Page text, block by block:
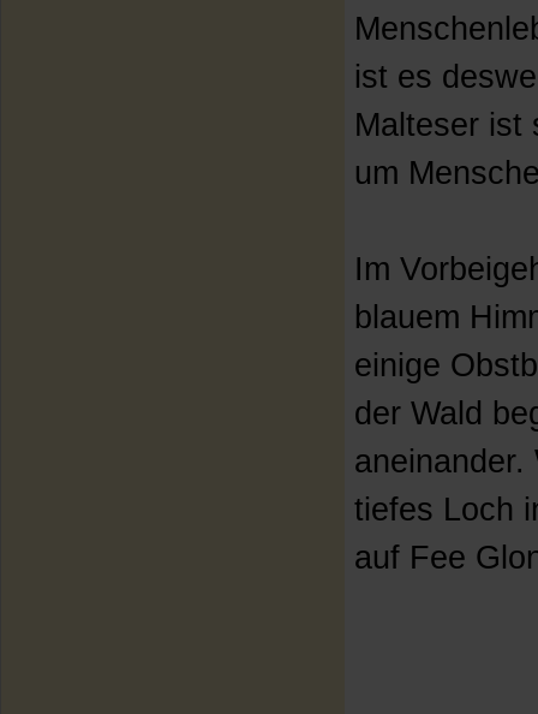
ist es
Malteser ist
um
Im
blauem
einige
der Wald
aneinander.
tiefes Loch
auf Fee